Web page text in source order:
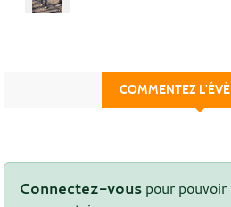
COMMENTEZ
Connectez-vous pour